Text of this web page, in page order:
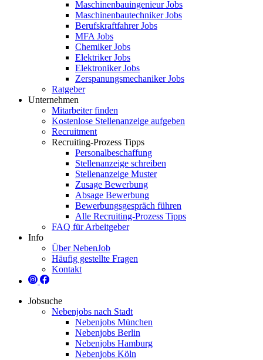
Maschinenbauingenieur Jobs
Maschinenbautechniker Jobs
Berufskraftfahrer Jobs
MFA Jobs
Chemiker Jobs
Elektriker Jobs
Elektroniker Jobs
Zerspanungsmechaniker Jobs
Ratgeber
Unternehmen
Mitarbeiter finden
Kostenlose Stellenanzeige aufgeben
Recruitment
Recruiting-Prozess Tipps
Personalbeschaffung
Stellenanzeige schreiben
Stellenanzeige Muster
Zusage Bewerbung
Absage Bewerbung
Bewerbungsgespräch führen
Alle Recruiting-Prozess Tipps
FAQ für Arbeitgeber
Info
Über NebenJob
Häufig gestellte Fragen
Kontakt
Jobsuche
Nebenjobs nach Stadt
Nebenjobs München
Nebenjobs Berlin
Nebenjobs Hamburg
Nebenjobs Köln